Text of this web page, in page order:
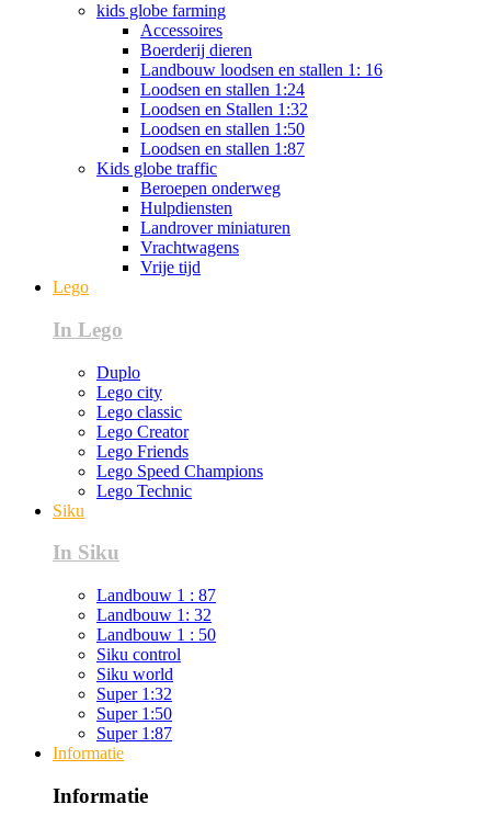
kids globe farming
Accessoires
Boerderij dieren
Landbouw loodsen en stallen 1: 16
Loodsen en stallen 1:24
Loodsen en Stallen 1:32
Loodsen en stallen 1:50
Loodsen en stallen 1:87
Kids globe traffic
Beroepen onderweg
Hulpdiensten
Landrover miniaturen
Vrachtwagens
Vrije tijd
Lego
In Lego
Duplo
Lego city
Lego classic
Lego Creator
Lego Friends
Lego Speed Champions
Lego Technic
Siku
In Siku
Landbouw 1 : 87
Landbouw 1: 32
Landbouw 1 : 50
Siku control
Siku world
Super 1:32
Super 1:50
Super 1:87
Informatie
Informatie